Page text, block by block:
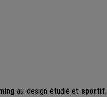
au design étudié et sportif.